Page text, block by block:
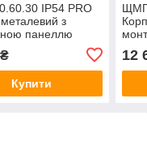
IP54 PRO
з
панеллю
Купити
12